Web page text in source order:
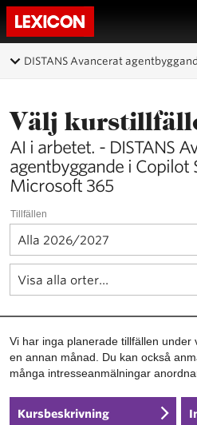
Välj
AI i arbetet. - DISTANS
agentbyggande i Copilot
Microsoft 365
Tillfällen
Vi har inga planerade tillfällen under
en annan månad. Du kan också
många intresseanmälningar
Kursbeskrivning